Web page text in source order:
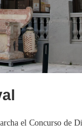
el Concurso de